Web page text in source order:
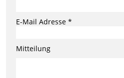
E-Mail Adresse *
Mitteilung